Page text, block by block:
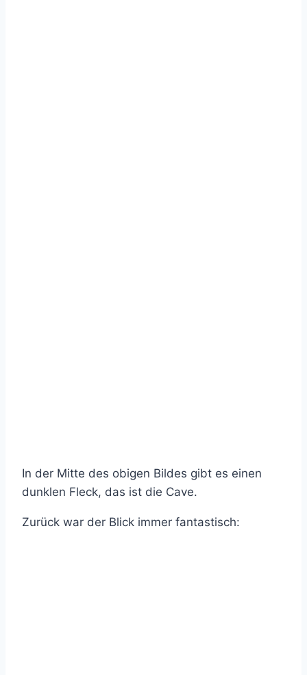
In der Mitte des obigen Bildes gibt es einen
dunklen Fleck, das ist die Cave.
Zurück war der Blick immer fantastisch: